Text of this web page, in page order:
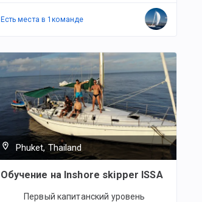
Есть места в 1командe
Phuket, Thailand
Обучение на Inshore skipper ISSA
Первый капитанский уровень